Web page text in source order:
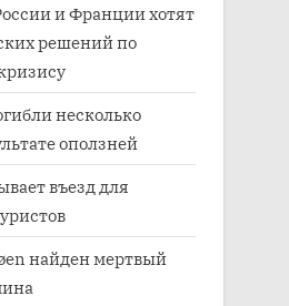
и Франции хотят
решений по
несколько
оползней
въезд для
найден мертвый